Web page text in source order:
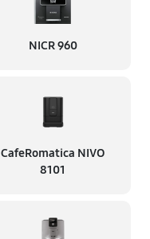
NICR 960
CafeRomatica NIVO
8101